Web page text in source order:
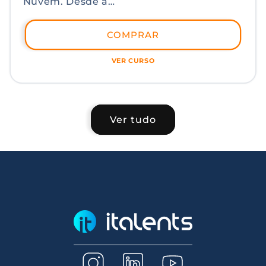
fundamentos de
segurança na AWS até
estratégias avançadas
programa aborda
incluindo o acesso a
recursos, segurança da
infraestrutura,
proteção de dados e
habilidades para
garantir ambientes
seguros na AWS e saiba
como responder e
COMPRAR
VER CURSO
Ver tudo